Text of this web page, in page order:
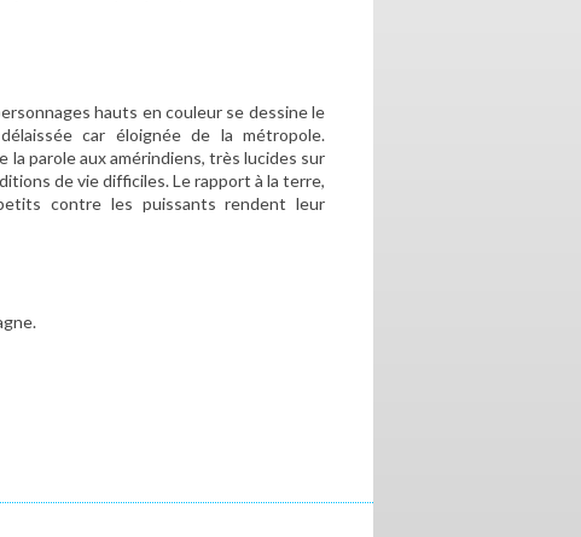
hauts en couleur se dessine le
car éloignée de la métropole.
parole aux amérindiens, très lucides sur
de vie difficiles. Le rapport à la terre,
contre les puissants rendent leur